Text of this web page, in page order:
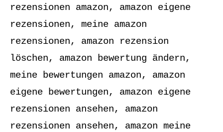
rezensionen amazon, amazon eigene
rezensionen, meine amazon
rezensionen, amazon rezension
löschen, amazon bewertung ändern,
meine bewertungen amazon, amazon
eigene bewertungen, amazon eigene
rezensionen ansehen, amazon
rezensionen ansehen, amazon meine